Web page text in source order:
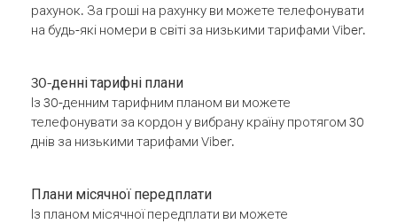
рахунок. За гроші на рахунку ви можете телефонувати
на будь-які номери в світі за низькими тарифами Viber.
30-денні тарифні плани
Із 30-денним тарифним планом ви можете
телефонувати за кордон у вибрану країну протягом 30
днів за низькими тарифами Viber.
Плани місячної передплати
Із планом місячної передплати ви можете